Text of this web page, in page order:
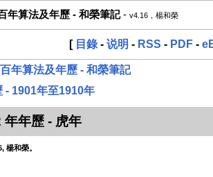
年算法及年歷 - 和榮筆記- v4.16，楊和榮
[ 目錄- 说明 - RSS - PDF -
年算法及年歷 - 和榮筆記
- 1901年至1910年
年年歷 - 虎年
楊和榮。